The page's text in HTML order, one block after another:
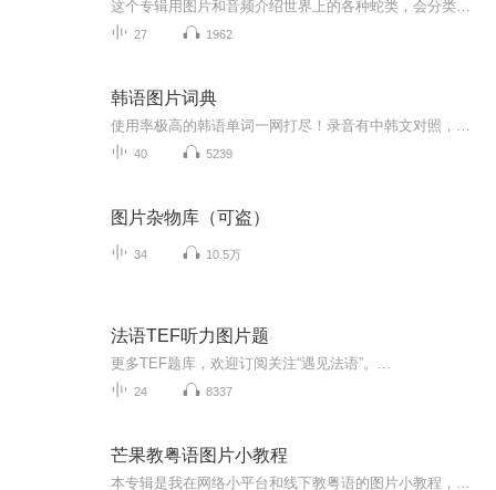
27 1962
韩语图片词典
40 5239
图片杂物库（可盗）
34 10.5万
法语TEF听力图片题
更多TEF题库，欢迎订阅关注“遇见法语”。...
24 8337
芒果教粤语图片小教程